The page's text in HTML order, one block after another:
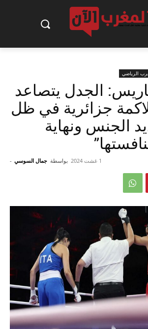
الرياضي
باريس: الجدل يتصاعد
جزائرية في ظل
الجنس ونهاية
بواسطة جمال السوسي - 1 غشت 2024